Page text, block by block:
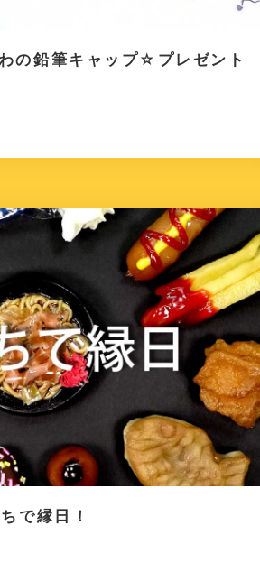
の鉛筆キャップ☆プレゼント
で縁日！